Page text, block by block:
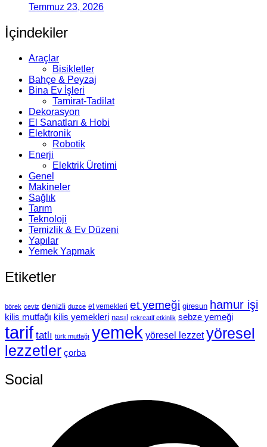
Temmuz 23, 2026
İçindekiler
Araçlar
Bisikletler
Bahçe & Peyzaj
Bina Ev İşleri
Tamirat-Tadilat
Dekorasyon
El Sanatları & Hobi
Elektronik
Robotik
Enerji
Elektrik Üretimi
Genel
Makineler
Sağlık
Tarım
Teknoloji
Temizlik & Ev Düzeni
Yapılar
Yemek Yapmak
Etiketler
börek ceviz denizli duzce et yemekleri et yemeği giresun hamur işi
kilis mutfağı kilis yemekleri nasıl rekreatif etkinlik sebze yemeği
tarif tatlı türk mutfağı yemek yöresel lezzet yöresel
lezzetler çorba
Social